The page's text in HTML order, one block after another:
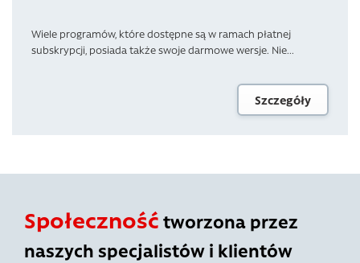
Wiele programów, które dostępne są w ramach płatnej
subskrypcji, posiada także swoje darmowe wersje. Nie...
Szczegóły
Społeczność tworzona przez
naszych specjalistów i klientów